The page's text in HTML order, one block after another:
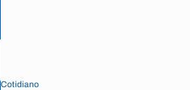
Cotidiano